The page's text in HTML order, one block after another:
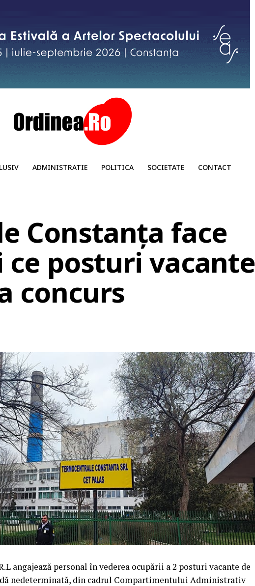
ADMINISTRATIE POLITICA SOCIETATE CONTACT
Constanța face
ce posturi vacante
concurs
angajează personal în vederea ocupării a 2 posturi vacante de
nedeterminată, din cadrul Compartimentului Administrativ